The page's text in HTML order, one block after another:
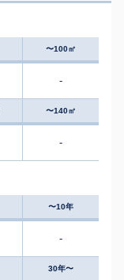
〜100㎡
-
〜140㎡
-
〜10年
-
30年〜